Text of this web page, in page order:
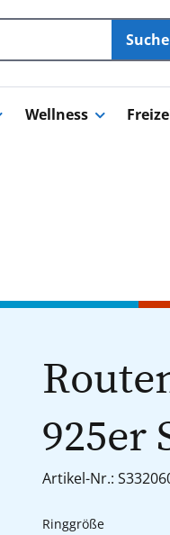
Wellness
925er
Artikel-Nr.:
Ringgrößeauswählen